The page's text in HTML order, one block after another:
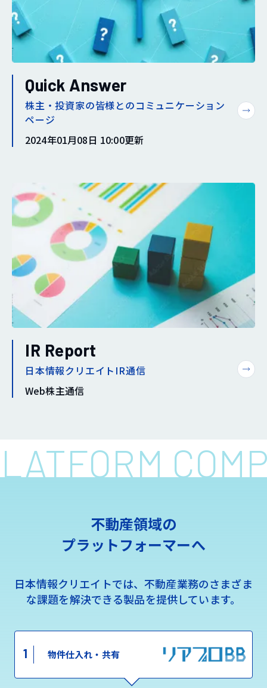
Quick Answer
株主・投資家の皆様とのコミュニケーション
ページ
2024年01月08日 10:00更新
IR Report
日本情報クリエイトIR通信
Web株主通信
不動産領域の
プラットフォーマーへ
日本情報クリエイトでは、不動産業務のさまざま
な課題を解決できる製品を提供しています。
1 物件仕入れ・共有